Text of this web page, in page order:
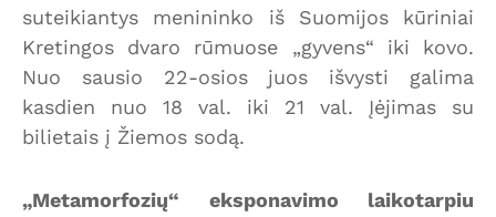
suteikiantys menininko iš Suomijos kūriniai
Kretingos dvaro rūmuose „gyvens“ iki kovo.
Nuo sausio 22-osios juos išvysti galima
kasdien nuo 18 val. iki 21 val. Įėjimas su
bilietais į Žiemos sodą.
„Metamorfozių“ eksponavimo laikotarpiu